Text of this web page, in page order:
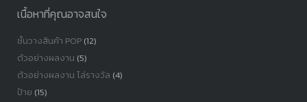
เนื้อหาที่คุณอาจสนใจ
ชั้นวางสินค้า POP(12)
ตัวอย่างผลงาน (5)
ตัวอย่างผลงาน โล่รางวัล (4)
ป้าย (15)